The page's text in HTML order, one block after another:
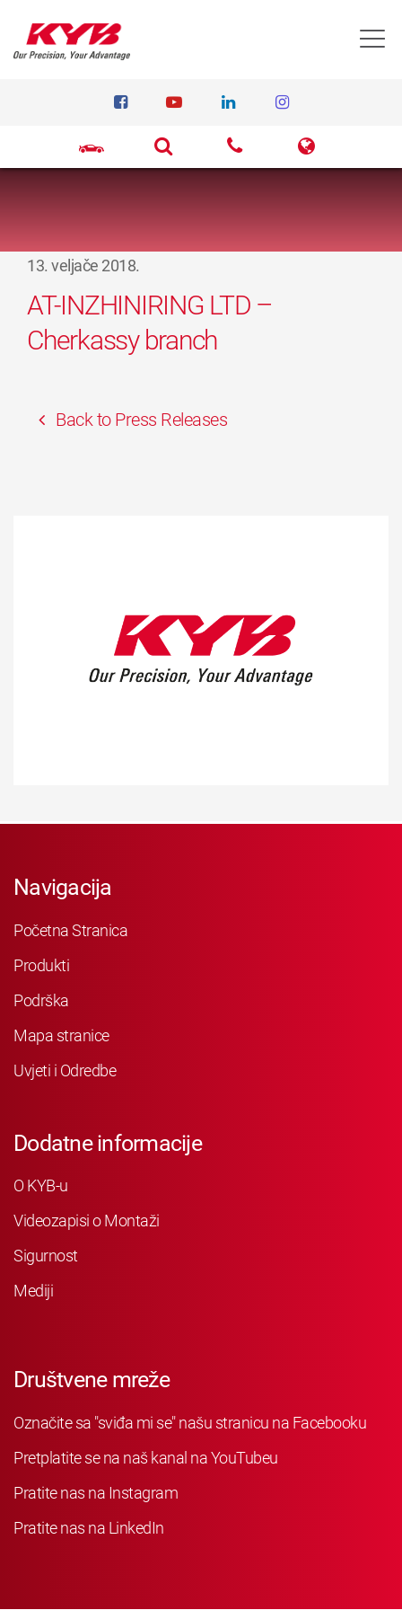
13. veljače 2018.
AT-INZHINIRING LTD –
Cherkassy branch
Back to Press Releases
Navigacija
Početna Stranica
Produkti
Podrška
Mapa stranice
Uvjeti i Odredbe
Dodatne informacije
O KYB-u
Videozapisi o Montaži
Sigurnost
Mediji
Društvene mreže
Označite sa "sviđa mi se" našu stranicu na Facebooku
Pretplatite se na naš kanal na YouTubeu
Pratite nas na Instagram
Pratite nas na LinkedIn